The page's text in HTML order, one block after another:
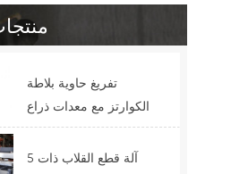
تفريغ حاوية بلاطة
الكوارتز مع معدات ذراع
الرافعة التلسكوبية ذات
الرافعة الشوكية
آلة قطع القلاب ذات 5